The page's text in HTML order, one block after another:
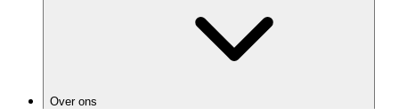
Over ons